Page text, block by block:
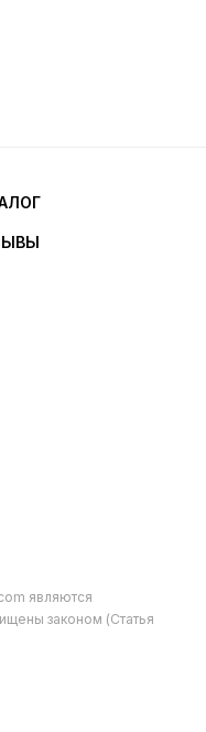
являются
законом (Статья